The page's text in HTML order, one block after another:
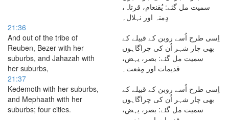
سمیت مل گئے: یُقنعام، قرتاہ،
دِمنہ اور نہلال۔
21:36
And out of the tribe of
Reuben, Bezer with her
suburbs, and Jahazah with
her suburbs,
اِسی طرح اُسے روبن کے قبیلے کے
بھی چار شہر اُن کی چراگاہوں
سمیت مل گئے: بصر، یہض،
قدیمات اور مِفعت۔
21:37
Kedemoth with her suburbs,
and Mephaath with her
suburbs; four cities.
اِسی طرح اُسے روبن کے قبیلے کے
بھی چار شہر اُن کی چراگاہوں
سمیت مل گئے: بصر، یہض،